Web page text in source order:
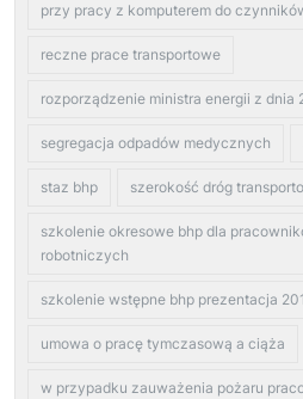
przy pracy z komputerem do
reczne prace transportowe
rozporządzenie ministra energii z dnia
segregacja odpadów medycznych
staz bhp szerokość dróg
szkolenie okresowe bhp dla
robotniczych
szkolenie wstępne bhp prezentacja
umowa o pracę tymczasową a ciąża
w przypadku zauważenia pożaru